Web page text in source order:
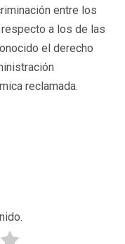
entre los
a los de las
el derecho
reclamada.